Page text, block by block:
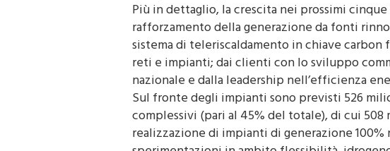
Più in dettaglio, la crescita nei prossimi
rafforzamento della generazione da fonti
sistema di teleriscaldamento in chiave carbon
reti e impianti; dai clienti con lo sviluppo
nazionale e dalla leadership nell’efficienza
Sul fronte degli impianti sono previsti 526
complessivi (pari al 45% del totale), di cui
realizzazione di impianti di generazione